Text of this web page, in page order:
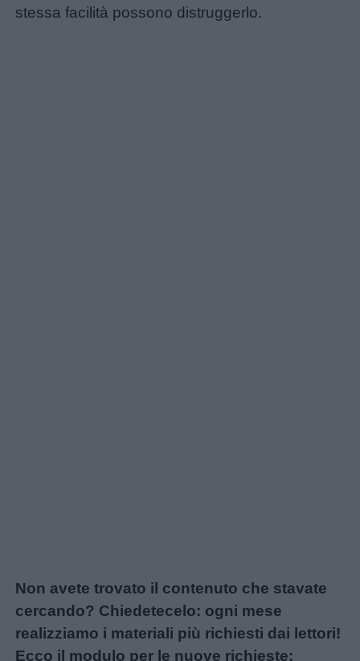
stessa facilità possono distruggerlo.
Non avete trovato il contenuto che stavate
cercando? Chiedetecelo: ogni mese
realizziamo i materiali più richiesti dai lettori!
Ecco il modulo per le nuove richieste: